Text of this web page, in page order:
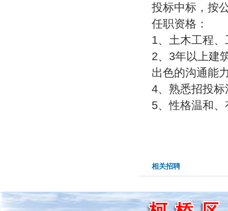
投标中标，按
任职资格：
1、土木工程
2、3年以上建
出色的沟通能
4、熟悉招投
5、性格温和
相关招聘